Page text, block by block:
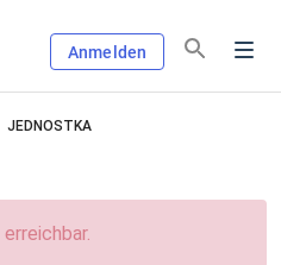
Anmelden
JEDNOSTKA